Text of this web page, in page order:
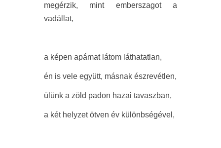
megérzik, mint emberszagot a
vadállat,
a képen apámat látom láthatatlan,
én is vele együtt, másnak észrevétlen,
ülünk a zöld padon hazai tavaszban,
a két helyzet ötven év különbségével,